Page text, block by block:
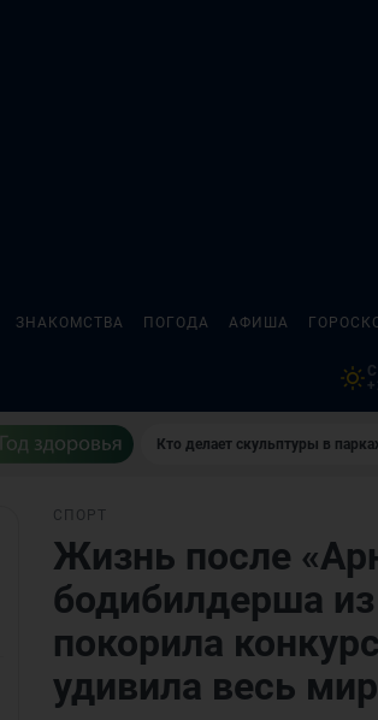
ЗНАКОМСТВА ПОГОДА АФИША
Кто делает скульптуры в
СПОРТ
Жизнь после
бодибилдерша
покорила
удивила весь мир